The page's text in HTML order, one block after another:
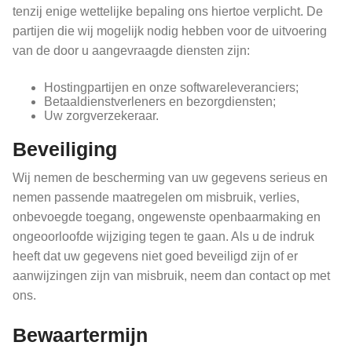
tenzij enige wettelijke bepaling ons hiertoe verplicht. De
partijen die wij mogelijk nodig hebben voor de uitvoering
van de door u aangevraagde diensten zijn:
Hostingpartijen en onze softwareleveranciers;
Betaaldienstverleners en bezorgdiensten;
Uw zorgverzekeraar.
Beveiliging
Wij nemen de bescherming van uw gegevens serieus en
nemen passende maatregelen om misbruik, verlies,
onbevoegde toegang, ongewenste openbaarmaking en
ongeoorloofde wijziging tegen te gaan. Als u de indruk
heeft dat uw gegevens niet goed beveiligd zijn of er
aanwijzingen zijn van misbruik, neem dan contact op met
ons.
Bewaartermijn